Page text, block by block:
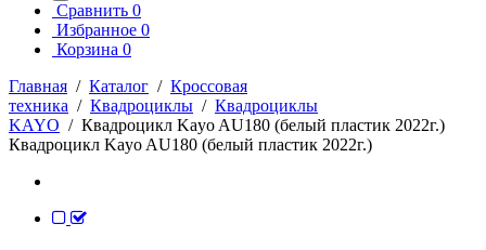
Сравнить 0
Избранное 0
Корзина 0
Главная / Каталог / Кроссовая
техника / Квадроциклы / Квадроциклы
KAYO / Квадроцикл Kayo AU180 (белый пластик 2022г.)
Квадроцикл Kayo AU180 (белый пластик 2022г.)